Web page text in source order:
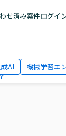
せ済み案件ログイ
AI
機械学習エ